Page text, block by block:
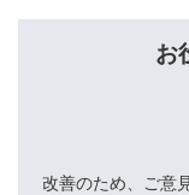
お
改善のため、ご意